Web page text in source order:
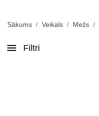
Sākums Veikals Mežs
Filtri